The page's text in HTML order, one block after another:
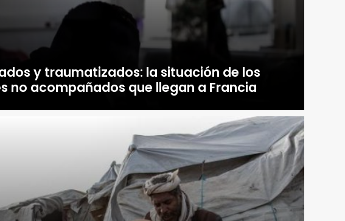
y traumatizados: la situación de los
no acompañados que llegan a Francia